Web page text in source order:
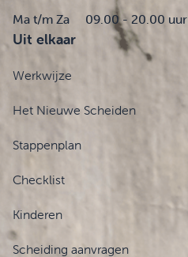
Ma t/m Za 09.00 - 20.00 uur
Uit elkaar
Werkwijze
Het Nieuwe Scheiden
Stappenplan
Checklist
Kinderen
Scheiding aanvragen